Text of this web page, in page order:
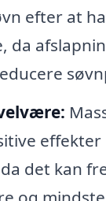
efter at
da
det kan